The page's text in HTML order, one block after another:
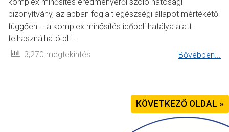
bizonyítvány, az abban foglalt egészségi állapot mértékétől
függően – a komplex minősítés időbeli hatálya alatt –
felhasználható pl.:…
3,270 megtekintés
Bővebben...
KÖVETKEZŐ OLDAL »